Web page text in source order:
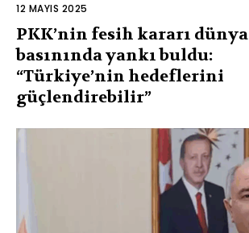
12 MAYIS 2025
PKK’nin fesih kararı dünya
basınında yankı buldu:
“Türkiye’nin hedeflerini
güçlendirebilir”